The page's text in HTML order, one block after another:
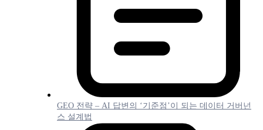
GEO 전략 – AI 답변의 ‘기준점’이 되는 데이터 거버넌
스 설계법